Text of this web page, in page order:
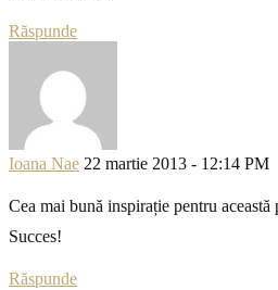
Răspunde
Ioana Nae 22 martie 2013 - 12:14 PM
Cea mai bună inspirație pentru această
Succes!
Răspunde